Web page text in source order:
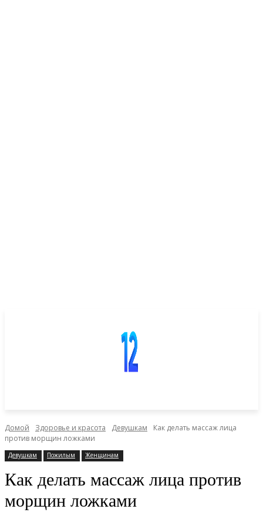
Домой Здоровье и красота Девушкам
Как делать массаж лица
против морщин ложками
Девушкам Пожилым Женщинам
Как делать массаж лица против
морщин ложками